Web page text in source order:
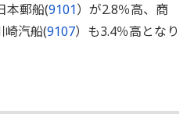
本郵船(9101）が2.8％高、商
崎汽船(9107）も3.4％高となり